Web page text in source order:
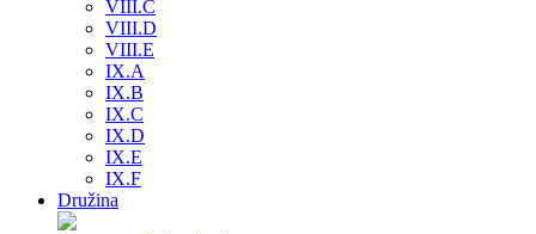
VIII.C
VIII.D
VIII.E
IX.A
IX.B
IX.C
IX.D
IX.E
IX.F
Družina